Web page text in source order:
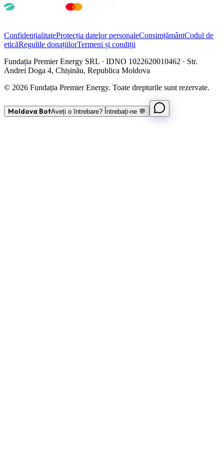
ConfidențialitateProtecția datelor personaleConsimțământCodul de
eticăRegulile donațiilorTermeni și condiții
Fundația Premier Energy SRL · IDNO 1022620010462 · Str.
Andrei Doga 4, Chișinău, Republica Moldova
© 2026 Fundația Premier Energy. Toate drepturile sunt rezervate.
Moldova BotAveți o întrebare? Întrebați-ne 💬